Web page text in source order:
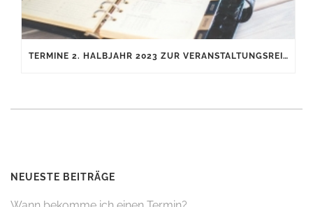
TERMINE 2. HALBJAHR 2023 ZUR VERANSTALTUNGSREIHE BEI UNS: DIE ANGEHÖRIGENSCHULE
NEUESTE BEITRÄGE